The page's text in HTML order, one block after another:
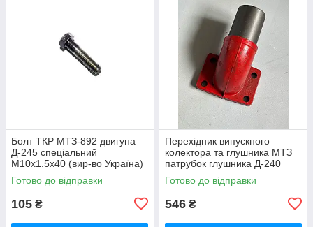
Болт ТКР МТЗ-892 двигуна
Д-245 спеціальний
М10х1.5х40 (вир-во Україна)
245-1008031 / 245-1008031-А
Готово до відправки
105 ₴
Перехідник випускного
колектора та глушника МТЗ
патрубок глушника Д-240
(вир-во Україна) 240-
1008021-Б1 / 240-1008021
Готово до відправки
546 ₴